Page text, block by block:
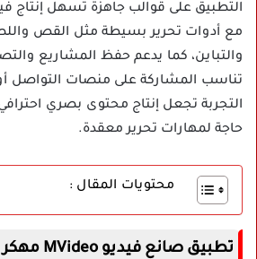
التطبيق على قوالب جاهزة تسهل إنتاج
مع أدوات تحرير بسيطة مثل القص
والتباين، كما يدعم حفظ المشاريع
تناسب المشاركة على منصات التواصل أو
التجربة تجعل إنتاج محتوى بصري
حاجة لمهارات تحرير معقدة.
محتويات المقال :
تطبيق صانع فيديو MVideo مهكر